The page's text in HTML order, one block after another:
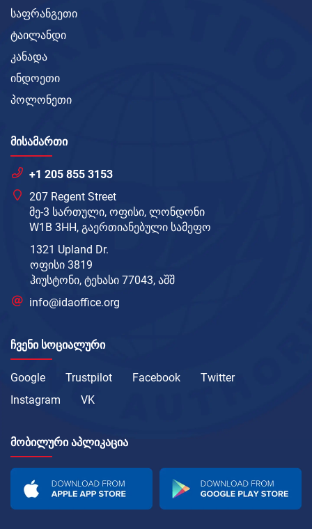
საფრანგეთი
ტაილანდი
კანადა
ინდოეთი
პოლონეთი
ᲛᲘᲡᲐᲛᲐᲠᲗᲘ
+1 205 855 3153
207 Regent Street
მე-3 სართული, ოფისი, ლონდონი
W1B 3HH, გაერთიანებული სამეფო
1321 Upland Dr.
ოფისი 3819
ჰიუსტონი, ტეხასი 77043, აშშ
info@idaoffice.org
ᲩᲕᲔᲜᲘ ᲡᲝᲪᲘᲐᲚᲣᲠᲘ
Google Trustpilot Facebook
Twitter
Instagram
VK
ᲛᲝᲑᲘᲚᲣᲠᲘ ᲐᲞᲚᲘᲙᲐᲪᲘᲐ